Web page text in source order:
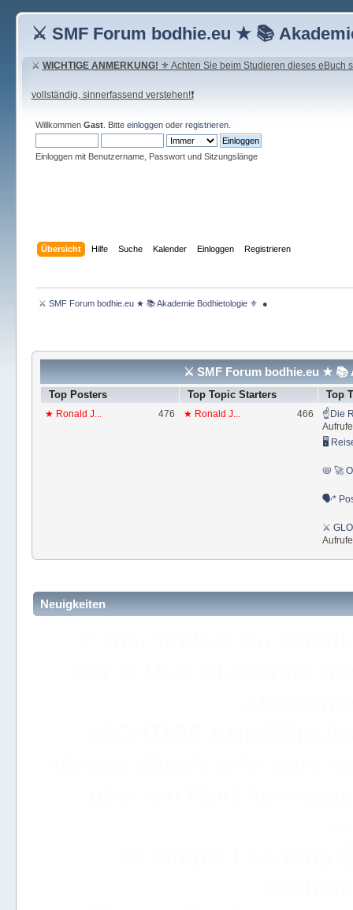
⚔ SMF Forum bodhie.eu ★ 📚
⚔ WICHTIGE ANMERKUNG! ⚜ Achten Sie beim Studieren dieses eBuch
vollständig, sinnerfassend verstehen!❗
Willkommen Gast. Bitte einloggenoder registrieren.
Einloggen mit Benutzername, Passwort und Sitzungslänge
Übersicht Hilfe Suche Kalender Einloggen Registrieren
⚔ SMF Forum bodhie.eu ★ 📚 Akademie Bodhietologie ⚜  ●
⚔ SMF Forum bodhie.eu ★ 📚
Top Posters Top Topic Starters Top
★ Ronald J... 476 ★ Ronald J... 466
☝Die
Aufrufe
🖥
📛 🚀
🗣*
⚔
Aufrufe
Neuigkeiten